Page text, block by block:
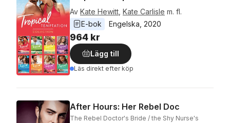
Av Kate Hewitt Kate Carlisle m. fl.
E-bok
Engelska 2020
964 kr
Lägg till
Läs direkt efter köp
After Hours: Her Rebel Doc
The Rebel Doctor's Bride / the Shy Nurse's